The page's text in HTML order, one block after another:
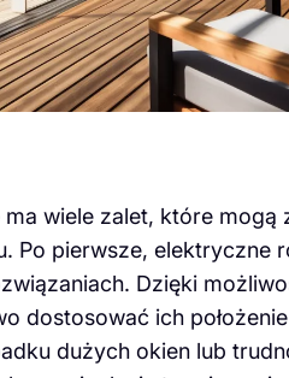
wiele zalet, które mogą
Po pierwsze, elektryczne
Dzięki
dostosować ich
dużych okien lub